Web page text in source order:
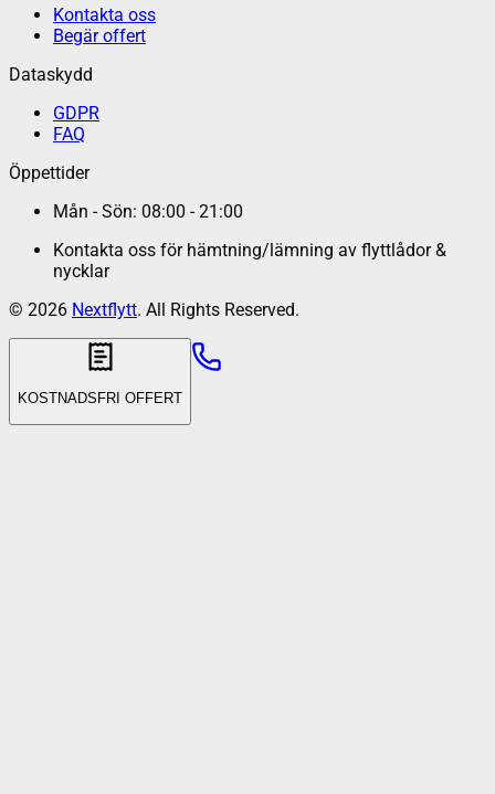
Kontakta oss
Begär offert
Dataskydd
GDPR
FAQ
Öppettider
Mån - Sön: 08:00 - 21:00
Kontakta oss för hämtning/lämning av flyttlådor &
nycklar
© 2026 Nextflytt. All Rights Reserved.
KOSTNADSFRI OFFERT